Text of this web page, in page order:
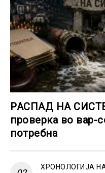
РАСПАД НА
проверка во вар-
потребна
ХРОНОЛОГИЈА